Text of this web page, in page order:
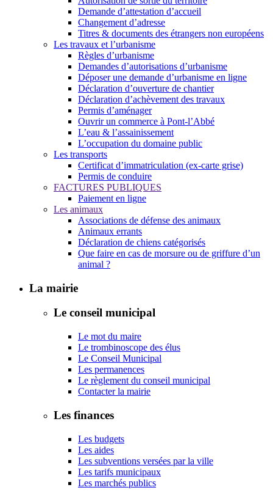
Demande d’attestation d’accueil
Changement d’adresse
Titres & documents des étrangers non européens
Les travaux et l’urbanisme
Règles d’urbanisme
Demandes d’autorisations d’urbanisme
Déposer une demande d’urbanisme en ligne
Déclaration d’ouverture de chantier
Déclaration d’achèvement des travaux
Permis d’aménager
Ouvrir un commerce à Pont-l’Abbé
L’eau & l’assainissement
L’occupation du domaine public
Les transports
Certificat d’immatriculation (ex-carte grise)
Permis de conduire
FACTURES PUBLIQUES
Paiement en ligne
Les animaux
Associations de défense des animaux
Animaux errants
Déclaration de chiens catégorisés
Que faire en cas de morsure ou de griffure d’un
animal ?
La mairie
Le conseil municipal
Le mot du maire
Le trombinoscope des élus
Le Conseil Municipal
Les permanences
Le règlement du conseil municipal
Contacter la mairie
Les finances
Les budgets
Les aides
Les subventions versées par la ville
Les tarifs municipaux
Les marchés publics